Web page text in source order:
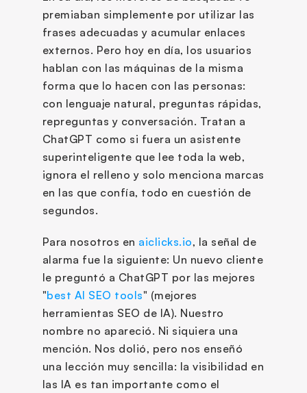
premiaban simplemente por utilizar las
frases adecuadas y acumular enlaces
externos. Pero hoy en día, los usuarios
hablan con las máquinas de la misma
forma que lo hacen con las personas:
con lenguaje natural, preguntas rápidas,
repreguntas y conversación. Tratan a
ChatGPT como si fuera un asistente
superinteligente que lee toda la web,
ignora el relleno y solo menciona marcas
en las que confía, todo en cuestión de
segundos.
Para nosotros en aiclicks.io, la señal de
alarma fue la siguiente: Un nuevo cliente
le preguntó a ChatGPT por las mejores
"best AI SEO tools" (mejores
herramientas SEO de IA). Nuestro
nombre no apareció. Ni siquiera una
mención. Nos dolió, pero nos enseñó
una lección muy sencilla: la visibilidad en
las IA es tan importante como el